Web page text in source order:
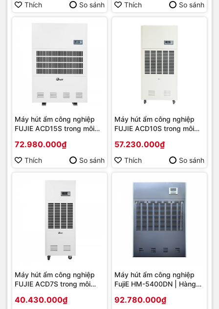
Thích So sánh Thích So sánh
Máy hút ẩm công nghiệp
FUJIE ACD15S trong môi
Hàng chính hãng
72.980.000₫
Thích So sánh
Máy hút ẩm công nghiệp
FUJIE ACD10S trong môi
Hàng chính hãng
57.230.000₫
Thích So sánh
Máy hút ẩm công nghiệp
FUJIE ACD7S trong môi
Hàng chính hãng
40.430.000₫
Máy hút ẩm công nghiệp
FujiE HM-5400DN | Hàng
92.780.000₫